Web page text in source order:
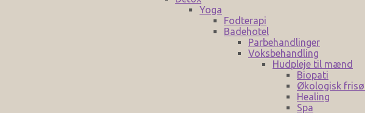
Yoga
Fodterapi
Badehotel
Parbehandlinger
Voksbehandling
Hudpleje til mænd
Biopati
Økologisk
Healing
Spa